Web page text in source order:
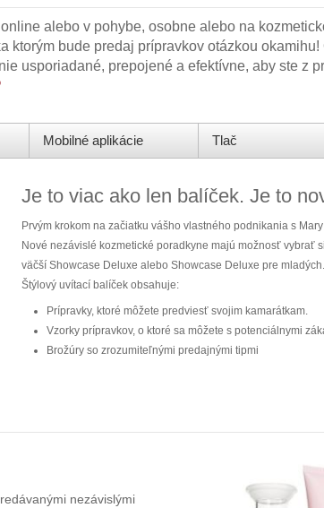
alebo v pohybe, osobne alebo na
ktorým bude predaj prípravkov otázkou
usporiadané, prepojené a efektívne, aby ste z
Mobilné aplikácie Tlač
Je to viac ako len balíček. Je to
Prvým krokom na začiatku vášho vlastného podnikania s
Nové nezávislé kozmetické poradkyne majú možnosť vybrať
väčší Showcase Deluxe alebo Showcase Deluxe pre mladých.
Štýlový uvítací balíček obsahuje:
Prípravky, ktoré môžete predviesť svojim kamarátkam.
Vzorky prípravkov, o ktoré sa môžete s potenciálnymi
Brožúry so zrozumiteľnými predajnými tipmi
nezávislými